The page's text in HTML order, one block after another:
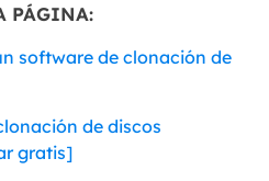
PÁGINA:
software de clonación de
de discos
gratis]